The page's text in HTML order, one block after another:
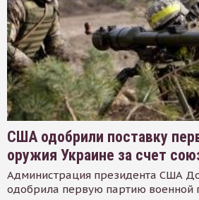
США одобрили поставку
оружия Украине за счет
Администрация президента США
одобрила первую партию военной